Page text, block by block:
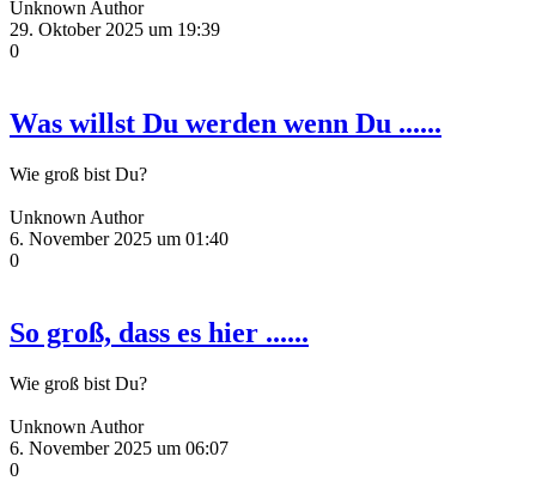
Unknown Author
29. Oktober 2025 um 19:39
0
Was willst Du werden wenn Du ......
Wie groß bist Du?
Unknown Author
6. November 2025 um 01:40
0
So groß, dass es hier ......
Wie groß bist Du?
Unknown Author
6. November 2025 um 06:07
0